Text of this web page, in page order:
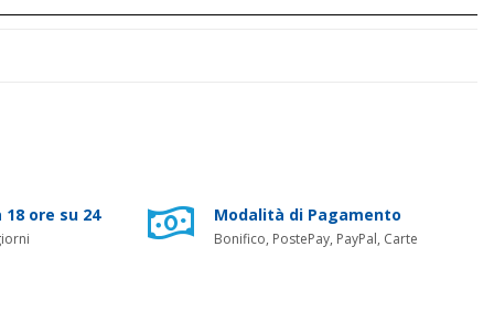
ore su 24 Modalità di Pagamento
Bonifico, PostePay, PayPal, Carte